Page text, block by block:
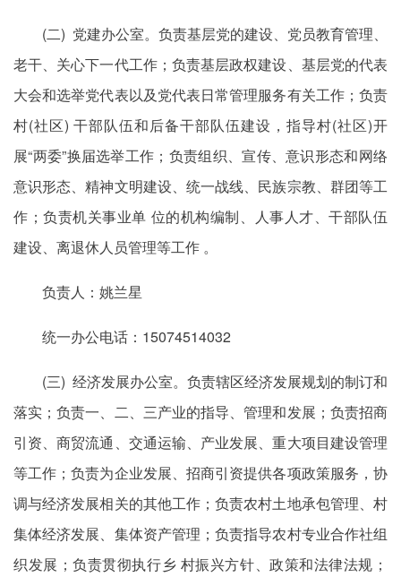
(二) 党建办公室。负责基层党的建设、党员教育管理、
老干、关心下一代工作；负责基层政权建设、基层党的代表
大会和选举党代表以及党代表日常管理服务有关工作；负责
村(社区) 干部队伍和后备干部队伍建设，指导村(社区)开
展“两委”换届选举工作；负责组织、宣传、意识形态和网络
意识形态、精神文明建设、统一战线、民族宗教、群团等工
作；负责机关事业单 位的机构编制、人事人才、干部队伍
建设、离退休人员管理等工作 。
负责人：姚兰星
统一办公电话：15074514032
(三) 经济发展办公室。负责辖区经济发展规划的制订和
落实；负责一、二、三产业的指导、管理和发展；负责招商
引资、商贸流通、交通运输、产业发展、重大项目建设管理
等工作；负责为企业发展、招商引资提供各项政策服务，协
调与经济发展相关的其他工作；负责农村土地承包管理、村
集体经济发展、集体资产管理；负责指导农村专业合作社组
织发展；负责贯彻执行乡 村振兴方针、政策和法律法规；